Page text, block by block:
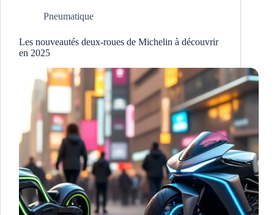
Pneumatique
Les nouveautés deux-roues de Michelin à découvrir
en 2025